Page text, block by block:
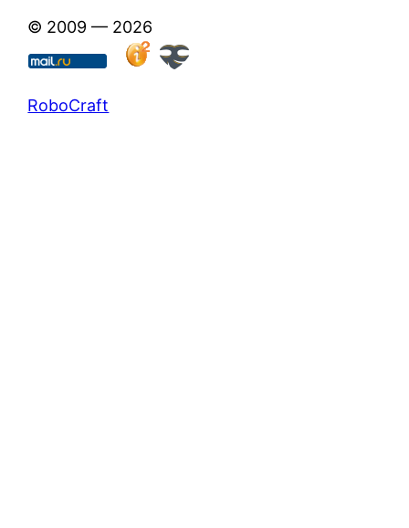
© 2009 — 2026
RoboCraft